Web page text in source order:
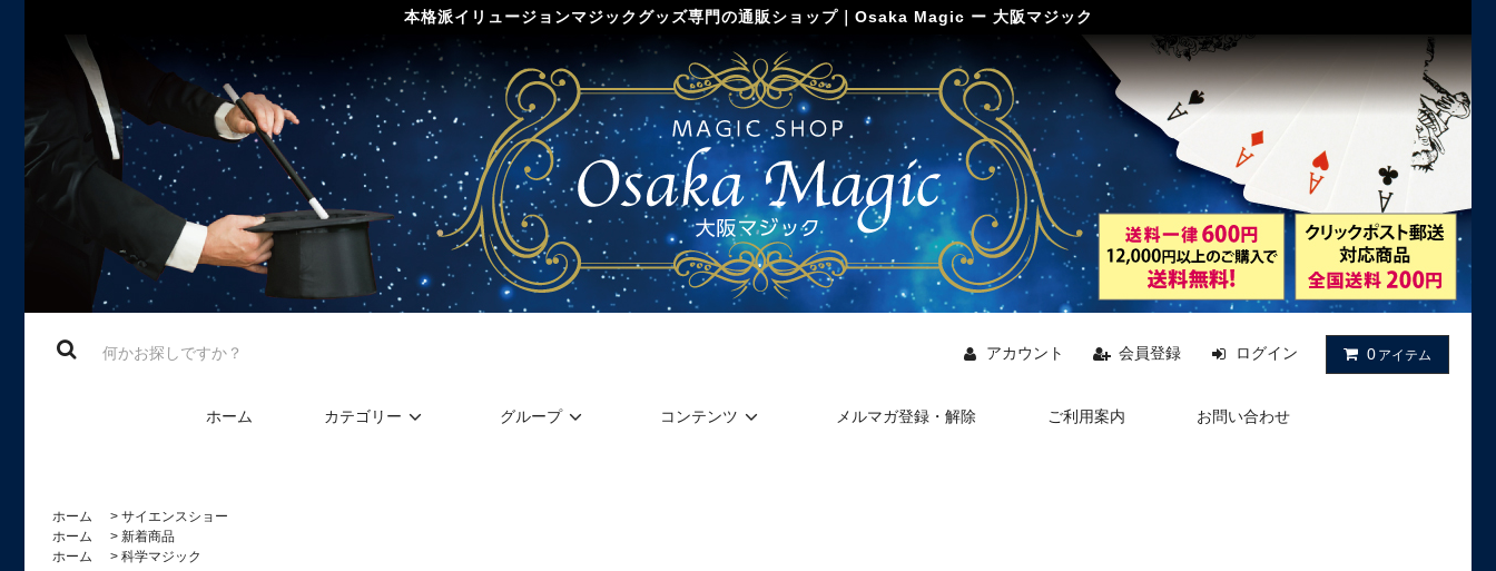
本格派イリュージョンマジックグッズ専門の通販ショップ｜Osaka Magic ー 大阪マジック
アカウント 会員登録 ログイン 0 アイテム
ホーム カテゴリー グループ コンテンツ メルマガ登録・解除 ご利用案内 お問い合わせ
ホーム > サイエンスショー
ホーム
> 新着商品
ホーム
> 科学マジック